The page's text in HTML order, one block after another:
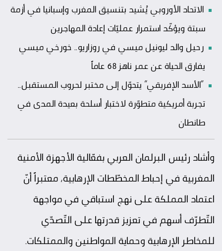
الاتحاد الأوروبي يُشيد بتنسيق المغرب وإسبانيا في أزمة
سبتة ويؤكّد استمرار عمليّات إعادة المهاجرين
رحيل والد ليونيل ميسي في روزاريو.. خورخي ميسي
يفارق الحياة عن عمر ناهز 68 عاماً
“الأسد الإفريقي” يتحوّل إلى مختبر لحروب المستقبل..
تجربة أمريكية متطوّرة لاختبار أسلحة بعيدة المدى في
طانطان
وأشاد رئيس البرلمان العربي بفعّالية الأجهزة الأمنية
المغربية في إحباط المخطّطات الإرهابية، معتبراً أنّ
اعتماد المملكة على نهج استباقي في مواجهة
التّطرّف أسهم في تعزيز قدرتها على التّصدّي
للمخاطر الإرهابية وحماية المواطنين والممتلكات.